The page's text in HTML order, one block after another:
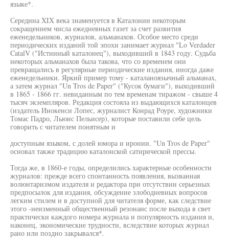
языке*.
Середина XIX века знаменуется в Каталонии некоторым
сокращением числа ежедневных газет за счет развития
еженедельников, журналов, альманахов. Особое место среди
периодических изданий той эпохи занимает журнал "Lo Verdader
CatalV ("Истинный каталонец"), выходивший в 1843 году. Судьба
некоторых альманахов была такова, что со временем они
превращались в регулярные периодические издания, иногда даже
еженедельники. Яркий пример тому - каталаноязычный альманах,
а затем журнал "Un Tros de Paper" ("Кусок бумаги"), выходивший
в 1865 - 1866 гг. невиданным по тем временам тиражом - свыше 4
тысяч экземпляров. Редакция состояла из выдающихся каталонцев
(издатель Инокенси Лопес, журналист Конрад Роуре, художники
Томас Падро, Льюис Пельисер), которые поставили себе цель
говорить с читателем понятным и
доступным языком, с долей юмора и иронии. "Un Tros de Paper"
основал также традицию каталонской сатирической прессы.
Тогда же, в 1860-е годы, определились характерные особенности
журналов: прежде всего спонтанность появления, вызванная
волюнтаризмом издателя и редактора при отсутствии серьезных
предпосылок для издания, обсуждение злободневных вопросов
легким стилем и в доступной для читателя форме, как следствие
этого -неизменный общественный резонанс после выхода в свет
практически каждого номера журнала и популярность издания и,
наконец, экономические трудности, вследствие которых журнал
рано или поздно закрывался*.